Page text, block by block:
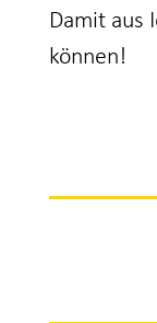
Damit aus
können!